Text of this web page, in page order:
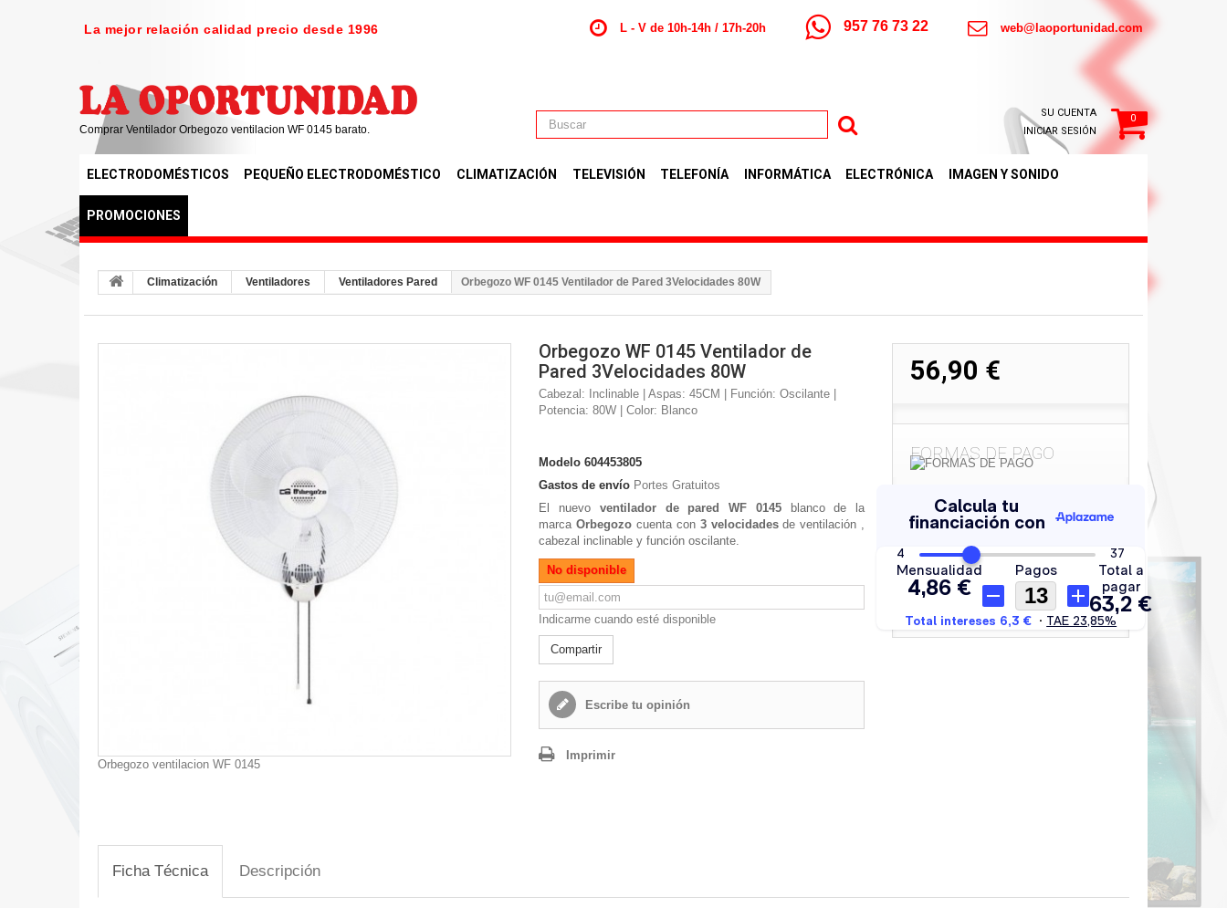
La mejor relación calidad precio desde 1996 L - V de 10h-14h / 17h-20h 957 76 73 22 web@laoportunidad.com
Comprar Ventilador Orbegozo ventilacion WF 0145 barato.
0
SU CUENTA
INICIAR SESIÓN
ELECTRODOMÉSTICOS PEQUEÑO ELECTRODOMÉSTICO CLIMATIZACIÓN TELEVISIÓN TELEFONÍA INFORMÁTICA ELECTRÓNICA IMAGEN Y SONIDO
PROMOCIONES
Climatización Ventiladores Ventiladores Pared Orbegozo WF 0145 Ventilador de Pared 3Velocidades 80W
Orbegozo ventilacion WF 0145
Orbegozo WF 0145 Ventilador de
Pared 3Velocidades 80W
Cabezal: Inclinable | Aspas: 45CM | Función: Oscilante |
Potencia: 80W | Color: Blanco
Modelo 604453805
Gastos de envío Portes Gratuitos
El nuevo ventilador de pared WF 0145blanco de la
marcaOrbegozocuenta con 3 velocidadesde ventilación ,
cabezal inclinable y función oscilante.
No disponible
Indicarme cuando esté disponible
Compartir
Escribe tu opinión
Imprimir
56,90 €
FORMAS DE PAGO
Ficha Técnica Descripción